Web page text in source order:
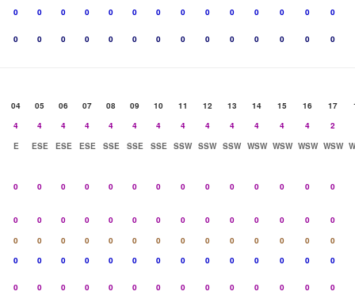
0
0 0 0 0 0 0 0 0 0 0 0 0 0
0 0 0 0 0 0 0 0 0 0 0 0 0 0
04 05 06 07 08 09 10 11 12 13 14 15 16 17
4
4 4 4 4 4 4 4 4 4 4 4 4
2
E
ESE ESE ESE SSE SSE SSE SSW SSW SSW WSW WSW WSW WSW
0 0 0 0 0 0 0 0 0 0 0 0 0 0
0 0 0 0 0 0 0 0 0 0 0 0 0
0
0
0 0 0 0 0 0 0 0 0 0 0 0
0
0
0 0 0 0 0 0 0 0 0 0 0 0 0
0 0 0 0 0 0 0 0 0 0 0 0 0 0